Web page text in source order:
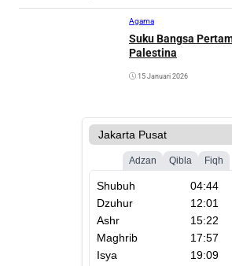
Agama
Suku Bangsa
Palestina
15 Januari 2026